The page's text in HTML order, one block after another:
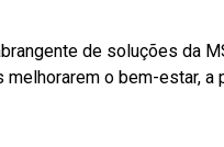
de soluções da
o bem-estar, a